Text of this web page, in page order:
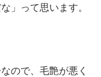
」って思います。
ので、毛艶が悪く